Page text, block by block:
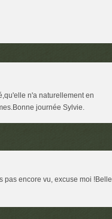
n'a naturellement en
journée Sylvie.
pas encore vu, excuse moi !Belle